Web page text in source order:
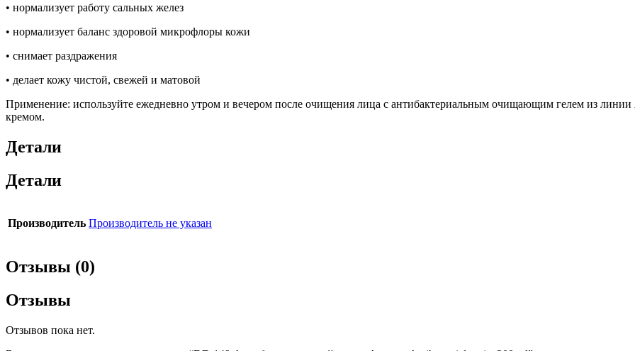
• нормализует работу сальных желез
• нормализует баланс здоровой микрофлоры кожи
• снимает раздражения
• делает кожу чистой, свежей и матовой
Применение: используйте ежедневно утром и вечером после очищения лица с антибактериальным очищающим гелем из
кремом.
Детали
Детали
Производитель Производитель не указан
Отзывы (0)
Отзывы
Отзывов пока нет.